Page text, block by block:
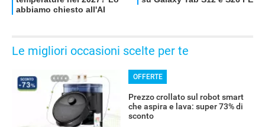
Le migliori occasioni scelte per te
OFFERTE
Prezzo crollato sul robot smart
che aspira e lava: super 73% di
sconto